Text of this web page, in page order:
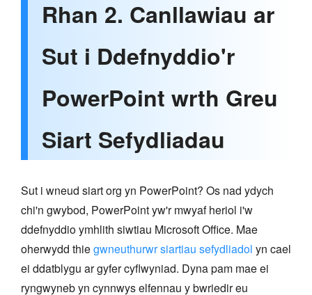
Rhan 2. Canllawiau ar
Sut i Ddefnyddio'r
PowerPoint wrth Greu
Siart Sefydliadau
Sut i wneud siart org yn PowerPoint? Os nad ydych
chi'n gwybod, PowerPoint yw'r mwyaf heriol i'w
ddefnyddio ymhlith siwtiau Microsoft Office. Mae
oherwydd thiegwneuthurwr siartiau sefydliadol yn cael
ei ddatblygu ar gyfer cyflwyniad. Dyna pam mae ei
ryngwyneb yn cynnwys elfennau y bwriedir eu